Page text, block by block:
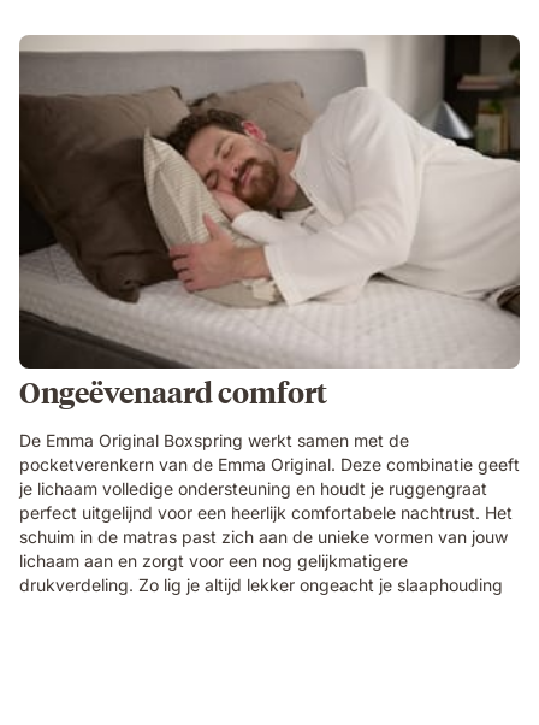
Ongeëvenaard comfort
De Emma Original Boxspring werkt samen met de
pocketverenkern van de Emma Original. Deze combinatie geeft
je lichaam volledige ondersteuning en houdt je ruggengraat
perfect uitgelijnd voor een heerlijk comfortabele nachtrust. Het
schuim in de matras past zich aan de unieke vormen van jouw
lichaam aan en zorgt voor een nog gelijkmatigere
drukverdeling. Zo lig je altijd lekker ongeacht je slaaphouding